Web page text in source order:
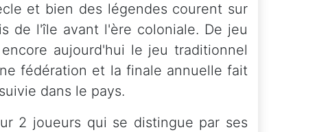
et bien des légendes courent sur
de l'île avant l'ère coloniale. De jeu
aujourd'hui le jeu traditionnel
fédération et la finale annuelle fait
dans le pays.
2 joueurs qui se distingue par ses